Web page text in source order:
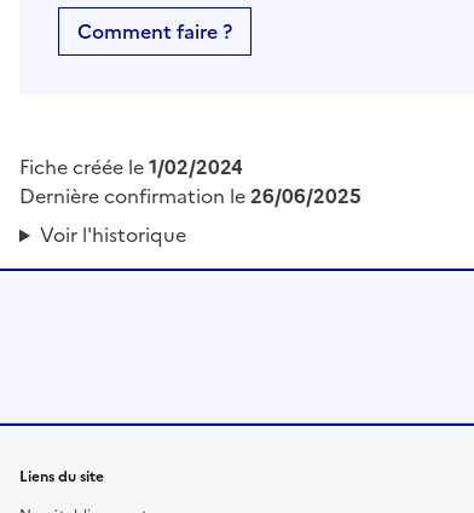
Comment faire ?
Fiche créée le1/02/2024
Dernière confirmation le26/06/2025
Voir l'historique
Liens du site